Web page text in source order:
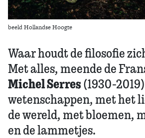
beeld Hollandse Hoogte
Waar houdt de filosofie
Met alles, meende de
Michel Serres(1930-
wetenschappen, met het
de wereld, met bloemen,
en de lammetjes.